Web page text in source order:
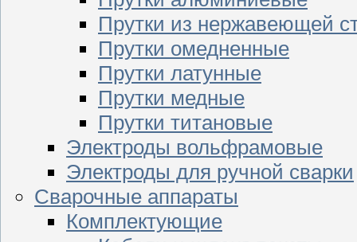
Прутки из нержавеющей
Прутки омедненные
Прутки латунные
Прутки медные
Прутки титановые
Электроды вольфрамовые
Электроды для ручной сварки
Сварочные аппараты
Комплектующие